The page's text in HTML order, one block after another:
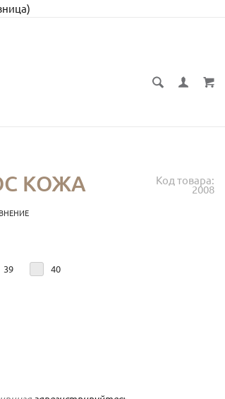
Код товара:
2008
КОЖА
39 40